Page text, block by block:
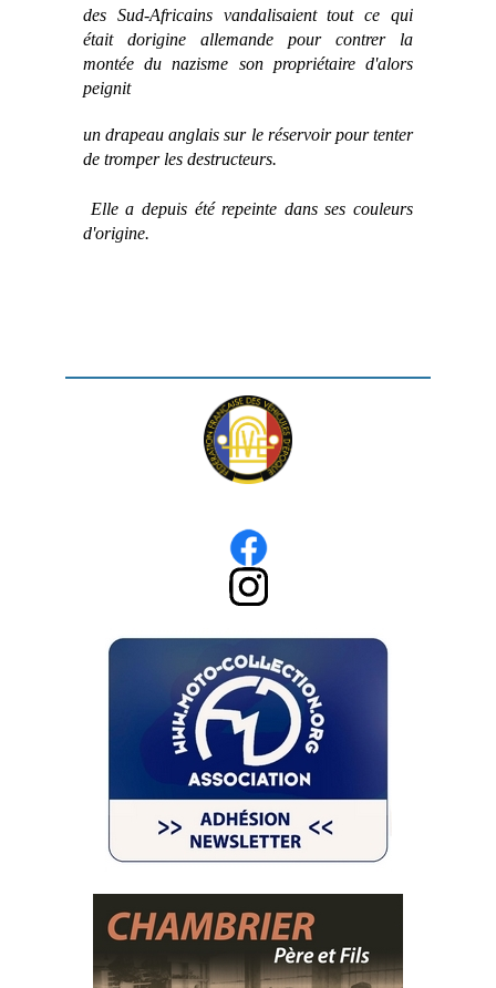
des Sud-Africains vandalisaient tout ce qui
était dorigine allemande pour contrer la
montée du nazisme son propriétaire d'alors
peignit
un drapeau anglais sur le réservoir pour tenter
de tromper les destructeurs.
Elle a depuis été repeinte dans ses couleurs
d'origine.